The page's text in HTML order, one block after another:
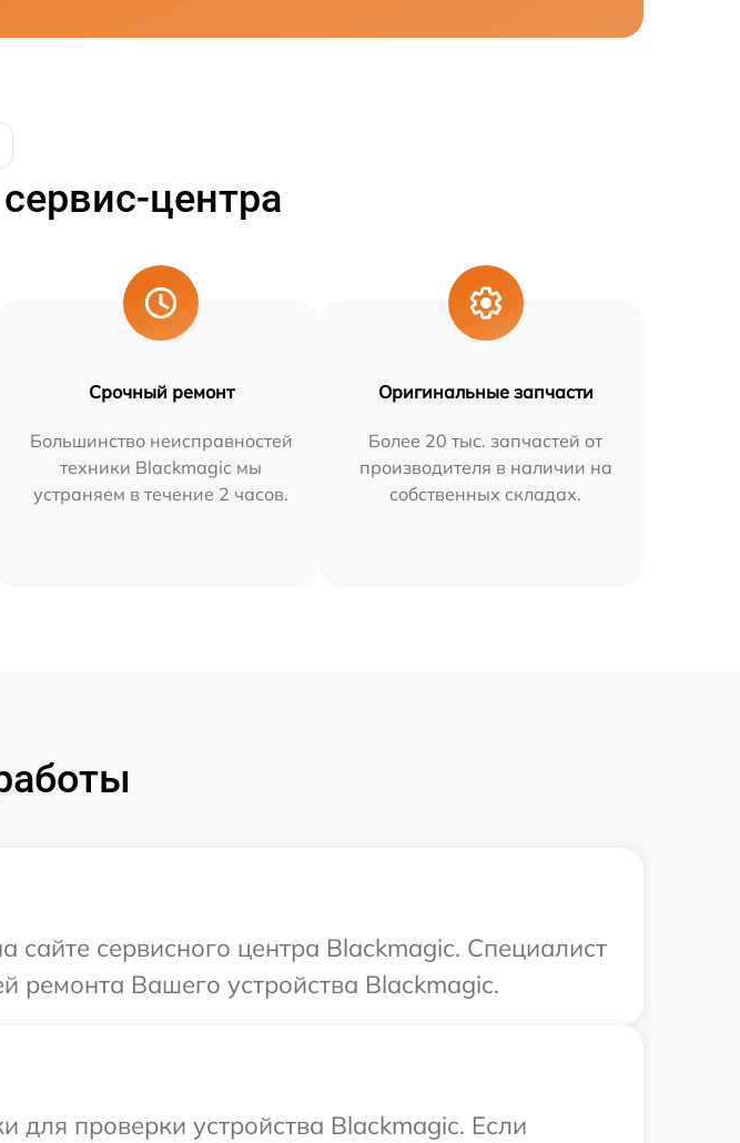
центра
Срочный ремонт
Большинство неисправностей
техники Blackmagic мы
устраняем в течение 2 часов.
Оригинальные запчасти
Более 20 тыс. запчастей от
производителя в наличии на
собственных складах.
сайте сервисного центра Blackmagic. Специалист
ремонта Вашего устройства Blackmagic.
проверки устройства Blackmagic. Если